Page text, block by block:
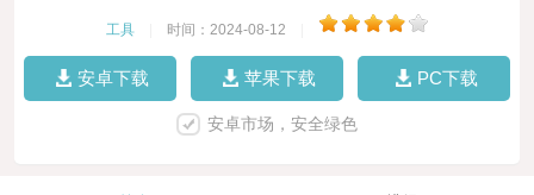
工具 时间：2024-08-12
安卓下载 苹果下载 PC下载
安卓市场，安全绿色